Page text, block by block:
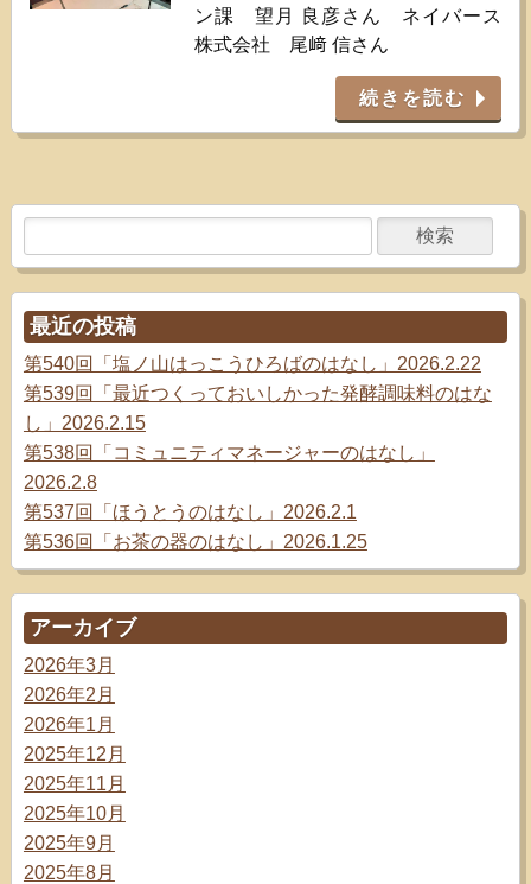
ン課 望月 良彦さん ネイバース
株式会社 尾﨑 信さん
続きを読む
最近の投稿
第540回「塩ノ山はっこうひろばのはなし」2026.2.22
第539回「最近つくっておいしかった発酵調味料のはな
し」2026.2.15
第538回「コミュニティマネージャーのはなし」
2026.2.8
第537回「ほうとうのはなし」2026.2.1
第536回「お茶の器のはなし」2026.1.25
アーカイブ
2026年3月
2026年2月
2026年1月
2025年12月
2025年11月
2025年10月
2025年9月
2025年8月